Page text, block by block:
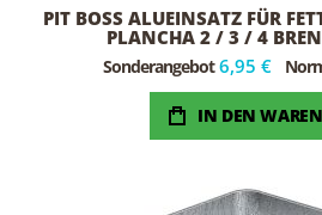
PIT BOSS ALUEINSATZ FÜR
PLANCHA 2 / 3 / 4
Sonderangebot 6,95 €
IN DEN